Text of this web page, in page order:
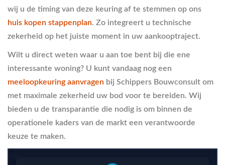
wij u de timing van deze keuring af te stemmen op ons
huis kopen stappenplan. Zo integreert u technische
zekerheid op het juiste moment in uw aankooptraject.
Wilt u direct weten waar u aan toe bent bij die ene
interessante woning? U kunt vandaag nog een
meeloopkeuring aanvragen bij Schippers Bouwconsult om
met maximale zekerheid uw bod voor te bereiden. Wij
bieden u de transparantie die nodig is om binnen de
operationele kaders van de markt een verantwoorde
keuze te maken.